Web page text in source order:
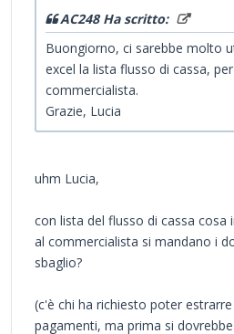
AC248 Ha scritto:
Buongiorno, ci sarebbe molto
excel la lista flusso di cassa,
commercialista.
Grazie, Lucia
uhm Lucia,
con lista del flusso di cassa cosa
al commercialista si mandano i
sbaglio?
(c'è chi ha richiesto poter
pagamenti, ma prima si